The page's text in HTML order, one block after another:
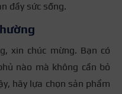
đầy sức sống.
xin chúc mừng. Bạn có
nào mà không cần bỏ
hãy lựa chọn sản phẩm